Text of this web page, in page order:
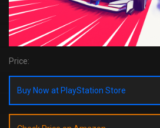
Price:
Buy Now at PlayStation Store